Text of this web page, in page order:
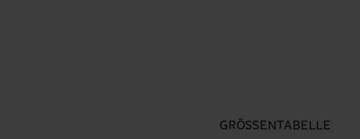
GRÖSSENTABELLE